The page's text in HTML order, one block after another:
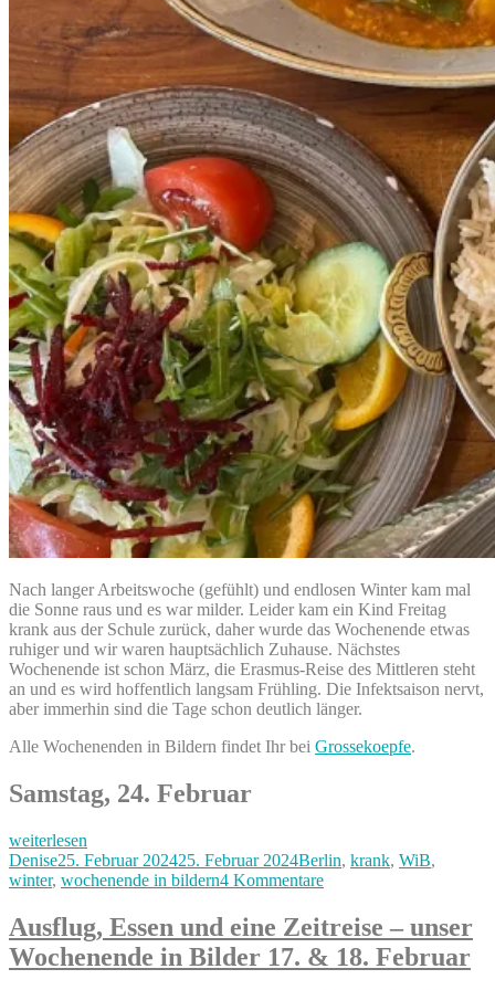
Nach langer Arbeitswoche (gefühlt) und endlosen Winter kam mal
die Sonne raus und es war milder. Leider kam ein Kind Freitag
krank aus der Schule zurück, daher wurde das Wochenende etwas
ruhiger und wir waren hauptsächlich Zuhause. Nächstes
Wochenende ist schon März, die Erasmus-Reise des Mittleren steht
an und es wird hoffentlich langsam Frühling. Die Infektsaison nervt,
aber immerhin sind die Tage schon deutlich länger.
Alle Wochenenden in Bildern findet Ihr bei Grossekoepfe.
Samstag, 24. Februar
„Lieblingsessen,
krankes
Kind
Zimtschnecken
–
unser
weiterlesen
Autor
DeniseVeröffentlicht
am
25. Februar 202425. Februar 2024Kategorien
Berlin, krank, WiB,
winter, wochenende in bildern4 Kommentarezu
krankes
Kind
und
Ausflug, Essen und eine Zeitreise – unser
Wochenende in Bilder 17. & 18. Februar